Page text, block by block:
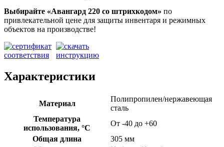
Выбирайте «Авангард 220 со штрихкодом» по
привлекательной цене для защиты инвентаря и режимных
объектов на производстве!
Характеристики
Материал
Полипропилен/нержавеющая
сталь
Температура
использования, °C
От -40 до +60
Общая длина
305 мм